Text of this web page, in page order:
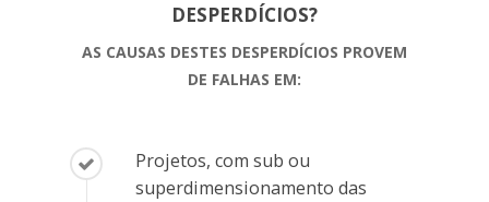
DESPERDÍCIOS?
AS CAUSAS DESTES DESPERDÍCIOS PROVEM
DE FALHAS EM:
Projetos, com sub ou
superdimensionamento das